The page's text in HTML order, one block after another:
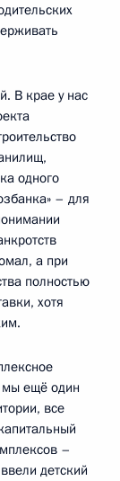
В крае у нас
одного
– для
а при
полностью
хотя
мы ещё один
все
–
детский